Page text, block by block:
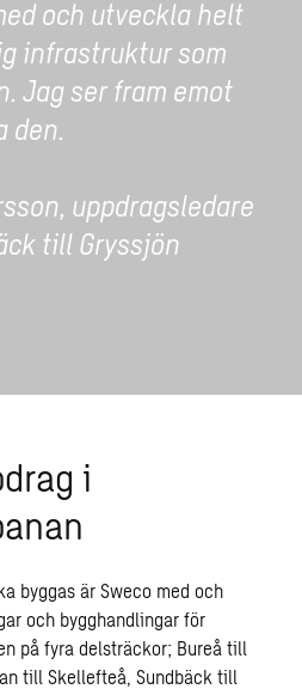
och utveckla helt
infrastruktur som
Jag ser fram emot
uppdragsledare
till Gryssjön
i
byggas är Sweco med och
och bygghandlingar för
på fyra delsträckor; Bureå till
till Skellefteå, Sundbäck till